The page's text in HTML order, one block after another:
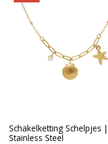
Schakelketting Schelpjes |
Stainless Steel